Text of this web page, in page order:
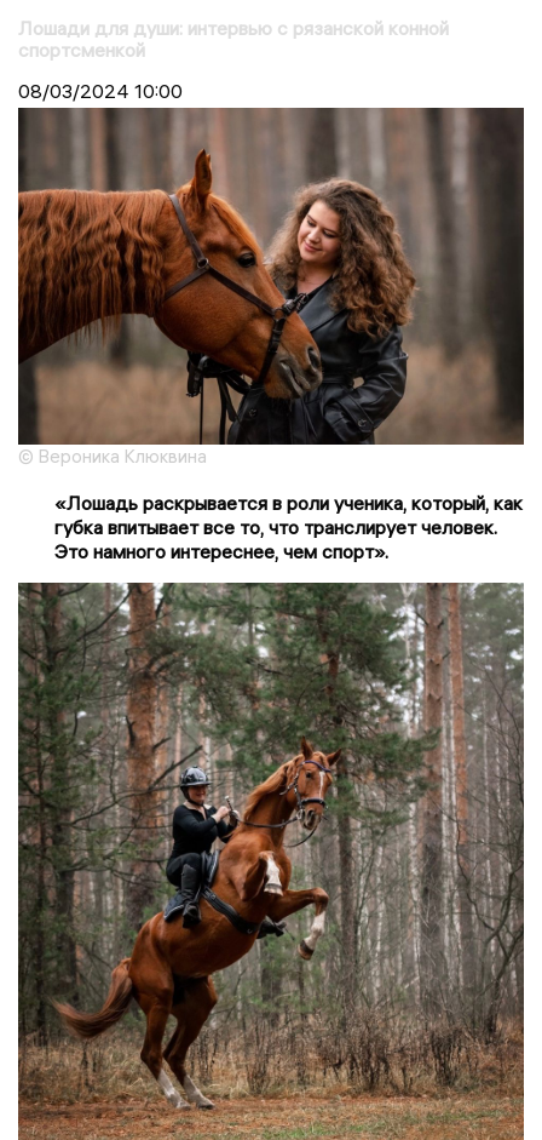
Лошади для души: интервью с рязанской конной
спортсменкой
08/03/2024 10:00
© Вероника Клюквина
«Лошадь раскрывается в роли ученика, который, как
губка впитывает все то, что транслирует человек.
Это намного интереснее, чем спорт».